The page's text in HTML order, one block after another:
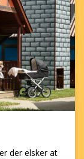
der elsker at